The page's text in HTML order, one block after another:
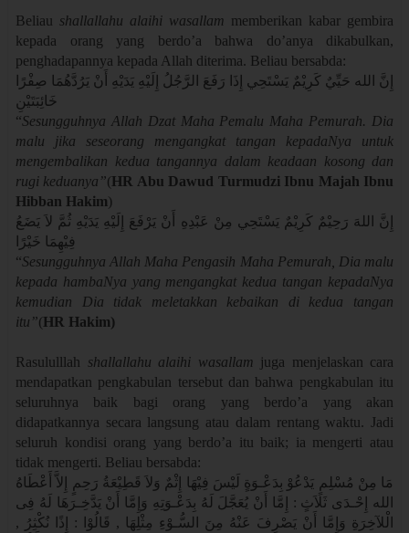
Beliau shallallahu alaihi wasallam memberikan kabar gembira
kepada orang yang berdo’a bahwa do’anya dikabulkan,
penghadapannya kepada Allah diterima. Beliau bersabda:
إِنَّ الله حَيِّيٌ كَرِيْمٌ يَسْتَحِي إِذَا رَفَعَ الرَّجُلُ إِلَيْهِ يَدَيْهِ أَنْ يَرُدَّهُمَا صِفْرًا
خَائِبَتَيْنِ
“Sesungguhnya Allah Dzat Maha Pemalu Maha Pemurah. Dia
malu jika seseorang mengangkat tangan kepadaNya untuk
mengembalikan kedua tangannya dalam keadaan kosong dan
rugi keduanya”(HR Abu Dawud Turmudzi Ibnu Majah Ibnu
Hibban Hakim)
إِنَّ اللهَ رَحِيْمٌ كَرِيْمٌ يَسْتَحِي مِنْ عَبْدِهِ أَنْ يَرْفَعَ إِلَيْهِ يَدَيْهِ ثُمَّ لاَ يَضَعُ
فِيْهِمَا خَيْرًا
“Sesungguhnya Allah Maha Pengasih Maha Pemurah, Dia malu
kepada hambaNya yang mengangkat kedua tangan kepadaNya
kemudian Dia tidak meletakkan kebaikan di kedua tangan
itu”(HR Hakim)
Rasululllah shallallahu alaihi wasallam juga menjelaskan cara
mendapatkan pengkabulan tersebut dan bahwa pengkabulan itu
seluruhnya baik bagi orang yang berdo’a yang akan
didapatkannya secara langsung atau dalam rentang waktu. Jadi
seluruh kondisi orang yang berdo’a itu baik; ia mengerti atau
tidak mengerti. Beliau bersabda:
مَا مِنْ مُسْلِمٍ يَدْعُوْ بِدَعْـوَةٍ لَيْسَ فِيْهَا إِثْمٌ وَلاَ قَطِيْعَةُ رَحِمٍ إِلاَّ أَعْطَاهُ
الله إِحْـدَى ثَلاَثٍ : إِمَّا أَنْ يُعَجَّلَ لَهُ بِدَعْـوَتِهِ وَإِمَّا أَنْ يَدَّخِـرَهَا لَهُ فِى
الْلآخِرَةِ وَإِمَّا أَنْ يَصْرِفَ عَنْهُ مِنَ السُّـوْءِ مِثْلِهَا , قَالُوْا : إِذًا نُكْثِرُ ,